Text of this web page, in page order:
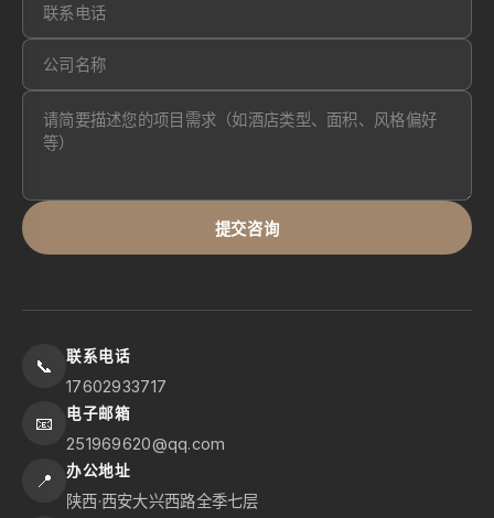
提交咨询
📞 联系电话
17602933717
📧 电子邮箱
251969620@qq.com
📍 办公地址
陕西·西安大兴西路全季七层